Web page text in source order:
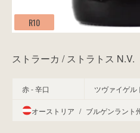
R10
ストラーカ / ストラトス N.V.
赤 - 辛口 ツヴァイゲ
オーストリア / ブルゲンラント